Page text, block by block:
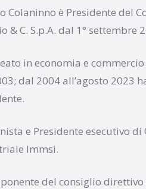
Colaninno è Presidente del
& C. S.p.A. dal 1° settembre
in economia e
dal 2004 all’agosto 2023
e Presidente esecutivo
Immsi.
del consiglio